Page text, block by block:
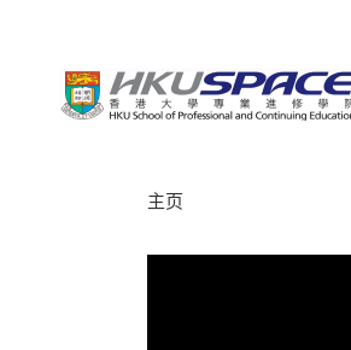
主页